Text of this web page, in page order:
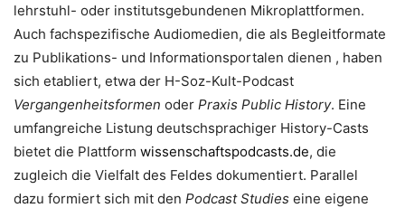
lehrstuhl- oder institutsgebundenen Mikroplattformen.
Auch fachspezifische Audiomedien, die als Begleitformate
zu Publikations- und Informationsportalen dienen , haben
sich etabliert, etwa der H-Soz-Kult-Podcast
Vergangenheitsformen oder Praxis Public History. Eine
umfangreiche Listung deutschsprachiger History-Casts
bietet die Plattform wissenschaftspodcasts.de, die
zugleich die Vielfalt des Feldes dokumentiert. Parallel
dazu formiert sich mit den Podcast Studies eine eigene